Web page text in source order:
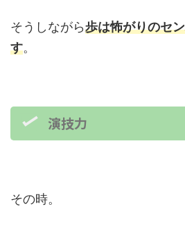
そうしながら歩は怖がりのセ
す。
演技力
その時。